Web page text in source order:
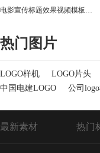
电影宣传标题效果视频模板图片
热门图片
LOGO样机 LOGO片头
中国电建LOGO
公司
最新素材 热门